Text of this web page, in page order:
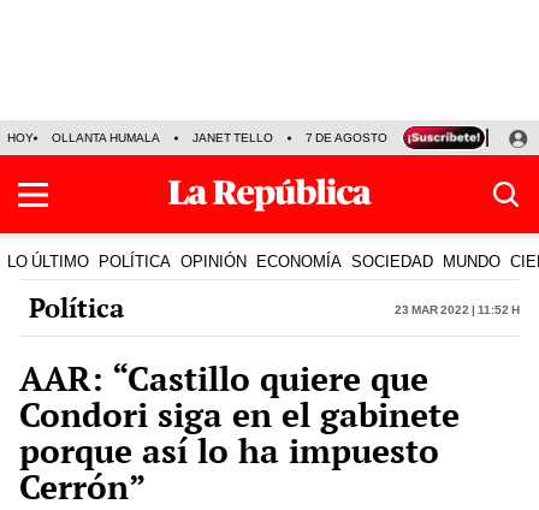
HOY OLLANTA HUMALA JANET TELLO 7 DE AGOSTO TINKA RESULTADOS
LO ÚLTIMO POLÍTICA OPINIÓN ECONOMÍA SOCIEDAD MUNDO
Política 23 Mar 2022 | 11:52 h
AAR: “Castillo quiere que
Condori siga en el gabinete
porque así lo ha impuesto
Cerrón”